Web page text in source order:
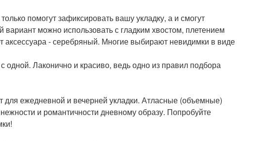
помогут зафиксировать вашу укладку, а и смогут
можно использовать с гладким хвостом, плетением
- серебряный. Многие выбирают невидимки в виде
одной. Лаконично и красиво, ведь одно из правил подбора
ежедневной и вечерней укладки. Атласные (объемные)
и романтичности дневному образу. Попробуйте